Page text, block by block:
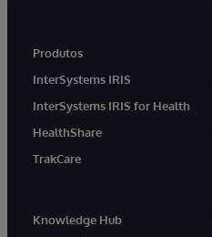
Produtos
InterSystems IRIS
InterSystems IRIS for Health
HealthShare
TrakCare
Knowledge Hub